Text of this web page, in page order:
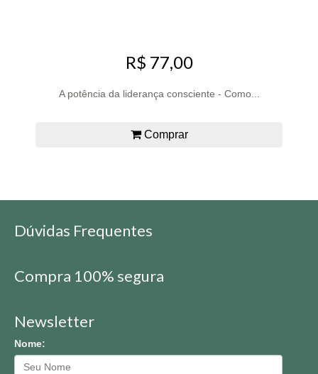
R$ 77,00
A potência da liderança consciente - Como...
Comprar
Dúvidas Frequentes
Compra 100% segura
Newsletter
Nome: